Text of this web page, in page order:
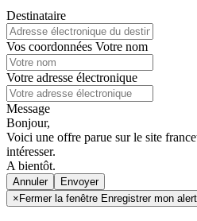
Destinataire
Vos coordonnées Votre nom
Votre adresse électronique
Message
Bonjour,
Voici une offre parue sur le site
intéresser.
A bientôt.
Annuler
× Fermer la fenêtre Enregistrer mon